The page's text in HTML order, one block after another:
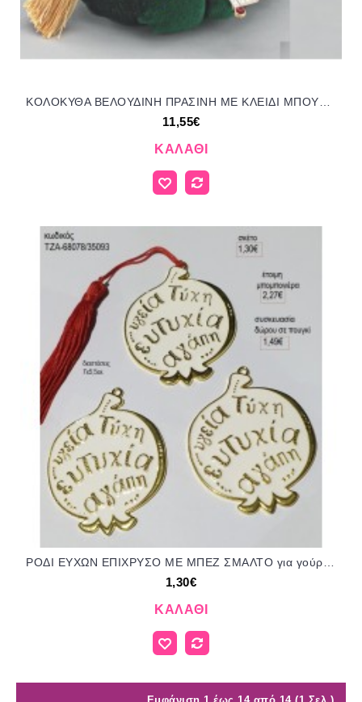
11,55€
ΚΑΛΆΘΙ
ΡΟΔΙ ΕΥΧΩΝ ΕΠΙΧΡΥΣΟ ΜΕ ΜΠΕΖ ΣΜΑΛΤΟ για γούρι δώρο ΤΖΑ-68078/35093 1.30€!!!
1,30€
ΚΑΛΆΘΙ